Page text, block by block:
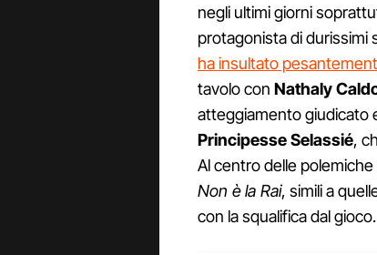
negli ultimi giorni
protagonista di durissimi
ha insultato
tavolo con Nathaly
atteggiamento
Principesse Selassié,
Al centro delle
Non è la Rai, simili a
con la squalifica dal gioco.